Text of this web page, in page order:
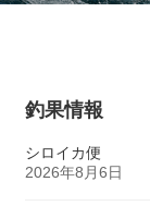
釣果情報
シロイカ便
2026年8月6日